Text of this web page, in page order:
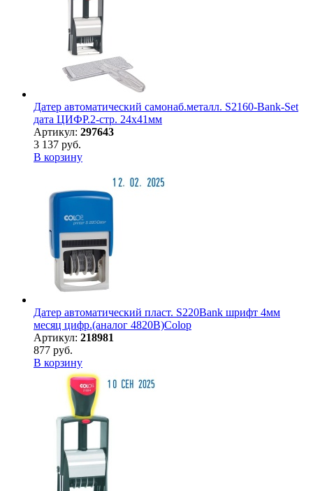
Датер автоматический самонаб.металл. S2160-Bank-Set
дата ЦИФР.2-стр. 24х41мм
Артикул: 297643
3 137 руб.
В корзину
Датер автоматический пласт. S220Bank шрифт 4мм
месяц цифр.(аналог 4820B)Colop
Артикул: 218981
877 руб.
В корзину